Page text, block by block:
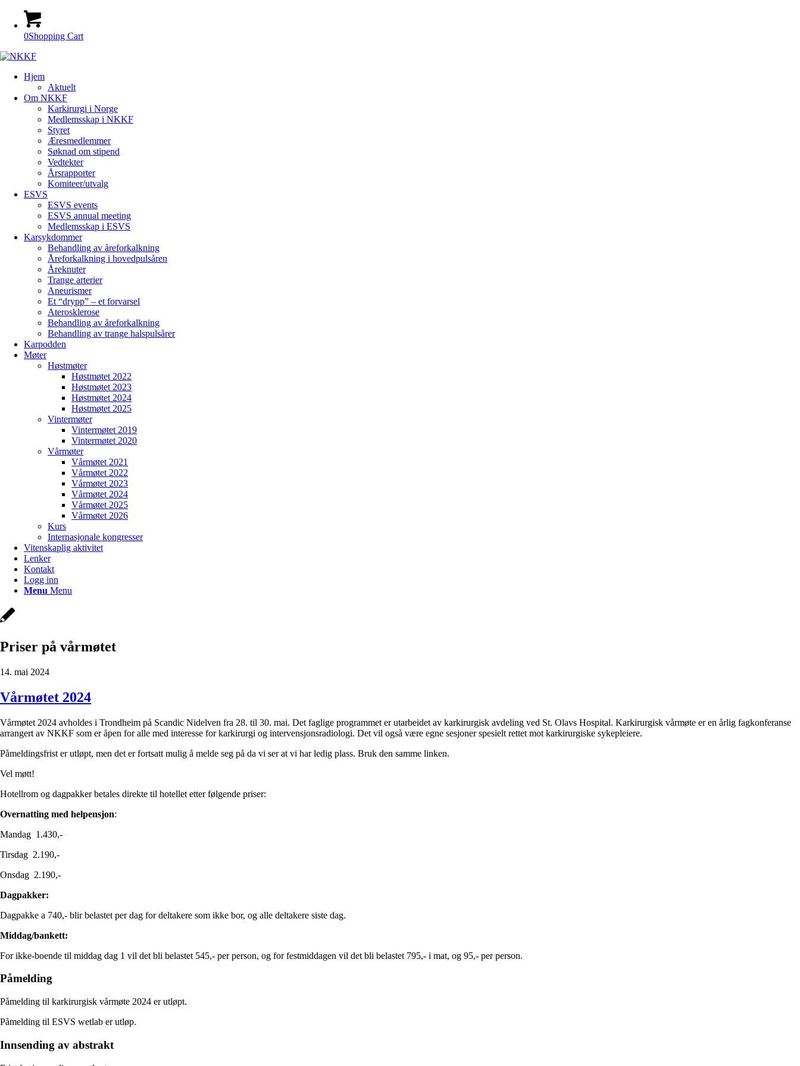
0Shopping Cart
Hjem
Aktuelt
Om NKKF
Karkirurgi i Norge
Medlemsskap i NKKF
Styret
Æresmedlemmer
Søknad om stipend
Vedtekter
Årsrapporter
Komiteer/utvalg
ESVS
ESVS events
ESVS annual meeting
Medlemsskap i ESVS
Karsykdommer
Behandling av åreforkalkning
Åreforkalkning i hovedpulsåren
Åreknuter
Trange arterier
Aneurismer
Et “drypp” – et forvarsel
Aterosklerose
Behandling av åreforkalkning
Behandling av trange halspulsårer
Karpodden
Møter
Høstmøter
Høstmøtet 2022
Høstmøtet 2023
Høstmøtet 2024
Høstmøtet 2025
Vintermøter
Vintermøtet 2019
Vintermøtet 2020
Vårmøter
Vårmøtet 2021
Vårmøtet 2022
Vårmøtet 2023
Vårmøtet 2024
Vårmøtet 2025
Vårmøtet 2026
Kurs
Internasjonale kongresser
Vitenskaplig aktivitet
Lenker
Kontakt
Logg inn
Menu Menu
Priser på vårmøtet
14. mai 2024
Vårmøtet 2024
Vårmøtet 2024 avholdes i Trondheim på Scandic Nidelven fra 28. til 30. mai. Det faglige programmet er utarbeidet av karkirurgisk avdeling ved St. Olavs Hospital. Karkirurgisk vårmøte er en årlig fagkonferanse
arrangert av NKKF som er åpen for alle med interesse for karkirurgi og intervensjonsradiologi. Det vil også være egne sesjoner spesielt rettet mot karkirurgiske sykepleiere.
Påmeldingsfrist er utløpt, men det er fortsatt mulig å melde seg på da vi ser at vi har ledig plass. Bruk den samme linken.
Vel møtt!
Hotellrom og dagpakker betales direkte til hotellet etter følgende priser:
Overnatting med helpensjon:
Mandag 1.430,-
Tirsdag 2.190,-
Onsdag 2.190,-
Dagpakker:
Dagpakke a 740,- blir belastet per dag for deltakere som ikke bor, og alle deltakere siste dag.
Middag/bankett:
For ikke-boende til middag dag 1 vil det bli belastet 545,- per person, og for festmiddagen vil det bli belastet 795,- i mat, og 95,- per person.
Påmelding
Påmelding til karkirurgisk vårmøte 2024 er utløpt.
Påmelding til ESVS wetlab er utløp.
Innsending av abstrakt